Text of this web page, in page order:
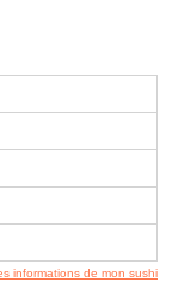
informations de mon sushi